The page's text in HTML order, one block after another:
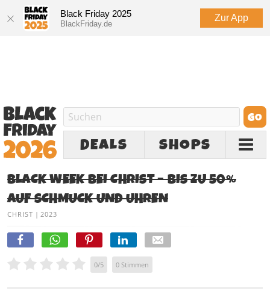
Black Friday 2025
BlackFriday.de
Zur App
DEALS SHOPS
BLACK WEEK BEI CHRIST – BIS ZU 50%
AUF SCHMUCK UND UHREN
CHRIST | 2023
0/5 0 Stimmen